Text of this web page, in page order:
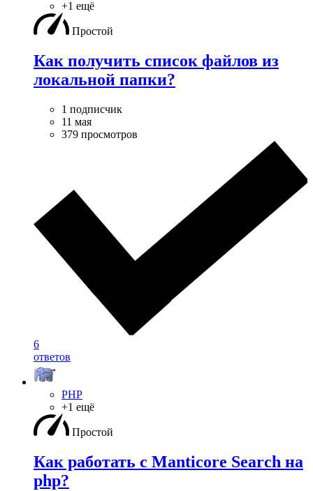
+1 ещё
Простой
Как получить список файлов из
локальной папки?
1 подписчик
11 мая
379 просмотров
6
ответов
PHP
+1 ещё
Простой
Как работать с Manticore Search на
php?